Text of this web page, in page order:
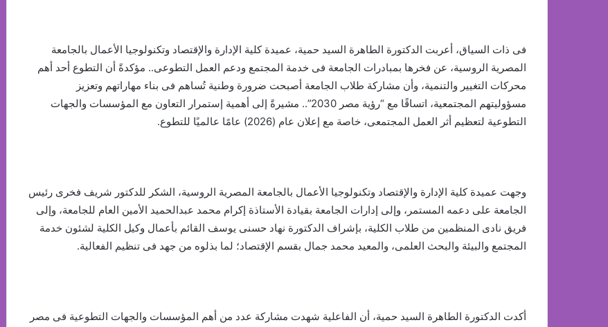
فى ذات السياق، أعربت الدكتورة الطاهرة السيد حمية، عميدة كلية الإدارة والإقتصاد وتكنولوجيا الأعمال بالجامعة
المصرية الروسية، عن فخرها بمبادرات الجامعة فى خدمة المجتمع ودعم العمل التطوعى.. مؤكدةً أن التطوع أحد أهم
محركات التغيير والتنمية، وأن مشاركة طلاب الجامعة أصبحت ضرورة وطنية تُساهم فى بناء مهاراتهم وتعزيز
مسؤوليتهم المجتمعية، اتساقًا مع “رؤية مصر 2030”.. مشيرةً إلى أهمية إستمرار التعاون مع المؤسسات والجهات
التطوعية لتعظيم أثر العمل المجتمعى، خاصة مع إعلان عام (2026) عامًا عالميًا للتطوع.
وجهت عميدة كلية الإدارة والإقتصاد وتكنولوجيا الأعمال بالجامعة المصرية الروسية، الشكر للدكتور شريف فخرى رئيس
الجامعة على دعمه المستمر، وإلى إدارات الجامعة بقيادة الأستاذة إكرام محمد عبدالحميد الأمين العام للجامعة، وإلى
فريق نادى المنظمين من طلاب الكلية، بإشراف الدكتورة نهاد حسنى يوسف القائم بأعمال وكيل الكلية لشئون خدمة
المجتمع والبيئة والبحث العلمى، والمعيد محمد جمال بقسم الإقتصاد؛ لما بذلوه من جهد فى تنظيم الفعالية.
أكدت الدكتورة الطاهرة السيد حمية، أن الفاعلية شهدت مشاركة عدد من أهم المؤسسات والجهات التطوعية فى مصر